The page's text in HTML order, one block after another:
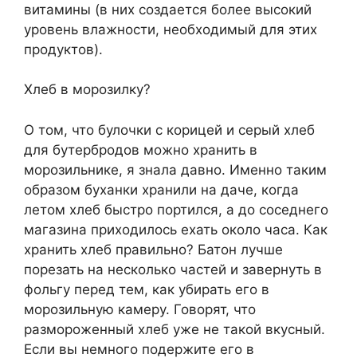
витамины (в них создается более высокий
уровень влажности, необходимый для этих
продуктов).
Хлеб в морозилку?
О том, что булочки с корицей и серый хлеб
для бутербродов можно хранить в
морозильнике, я знала давно. Именно таким
образом буханки хранили на даче, когда
летом хлеб быстро портился, а до соседнего
магазина приходилось ехать около часа. Как
хранить хлеб правильно? Батон лучше
порезать на несколько частей и завернуть в
фольгу перед тем, как убирать его в
морозильную камеру. Говорят, что
размороженный хлеб уже не такой вкусный.
Если вы немного подержите его в